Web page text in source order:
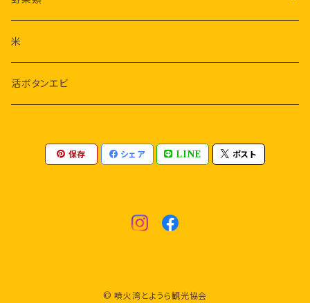
まるごと味付けホタテ
さつまいも
わさび
米
活ボタンエビ
保存 シェア LINE ポスト
© 噴火湾とようら観光協会